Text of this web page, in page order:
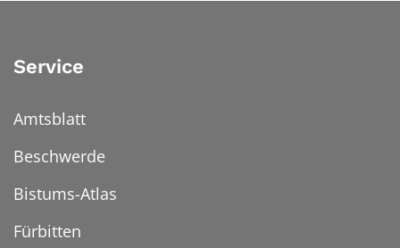
Service
Amtsblatt
Beschwerde
Bistums-Atlas
Fürbitten